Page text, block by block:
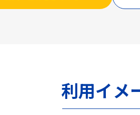
利用イメ